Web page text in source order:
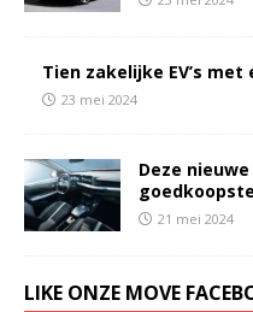
Tien zakelijke EV’s
23 mei 2024
Deze
21 mei 2024
LIKE ONZE MOVE